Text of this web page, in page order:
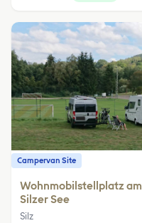
Campervan Site
Wohnmobilstellplatz am
Silzer See
Silz